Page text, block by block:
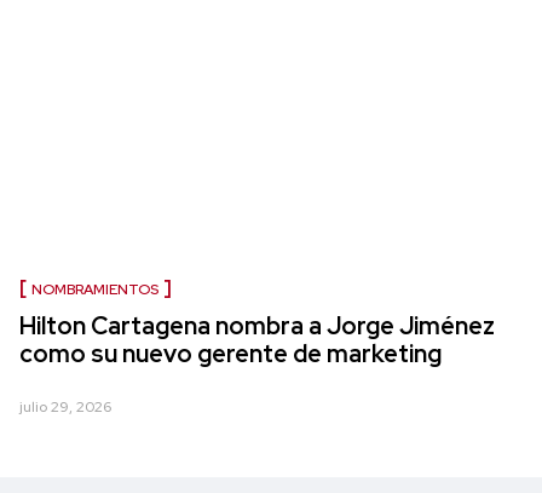
NOMBRAMIENTOS
Hilton Cartagena nombra a Jorge Jiménez
como su nuevo gerente de marketing
julio 29, 2026